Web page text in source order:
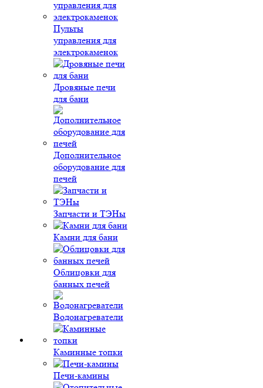
Пульты
управления для
электрокаменок
Дровяные печи
для бани
Дополнительное
оборудование для
печей
Запчасти и ТЭНы
Камни для бани
Облицовки для
банных печей
Водонагреватели
Каминные топки
Печи-камины